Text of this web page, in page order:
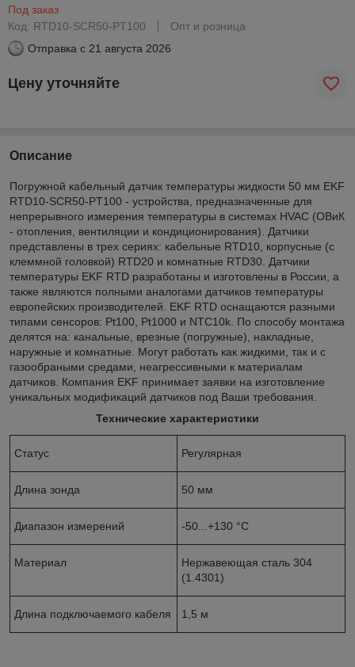
Под заказ
Код: RTD10-SCR50-PT100
Опт и розница
Отправка с 21 августа 2026
Цену уточняйте
Описание
Погружной кабельный датчик температуры жидкости 50 мм EKF
RTD10-SCR50-PT100 - устройства, предназначенные для
непрерывного измерения температуры в системах HVAC (ОВиК
- отопления, вентиляции и кондиционирования). Датчики
представлены в трех сериях: кабельные RTD10, корпусные (с
клеммной головкой) RTD20 и комнатные RTD30. Датчики
температуры EKF RTD разработаны и изготовлены в России, а
также являются полными аналогами датчиков температуры
европейских производителей. EKF RTD оснащаются разными
типами сенсоров: Pt100, Pt1000 и NTC10k. По способу монтажа
делятся на: канальные, врезные (погружные), накладные,
наружные и комнатные. Могут работать как жидкими, так и с
газообраными средами, неагрессивными к материалам
датчиков. Компания EKF принимает заявки на изготовление
уникальных модификаций датчиков под Ваши требования.
Технические характеристики
Статус Регулярная
Длина зонда 50 мм
Диапазон измерений -50...+130 °C
Материал
Нержавеющая сталь 304
(1.4301)
Длина подключаемого кабеля 1,5 м